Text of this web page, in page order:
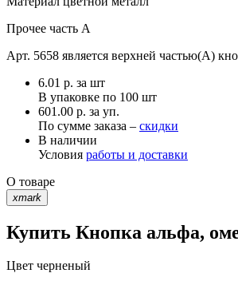
Прочее часть A
Арт. 5658 является верхней частью(А)
6.01 р. за шт
В упаковке по 100 шт
601.00 р. за уп.
По сумме заказа – скидки
В наличии
Условия работы и доставки
О товаре
xmark
Купить Кнопка альфа,
Цвет черненый